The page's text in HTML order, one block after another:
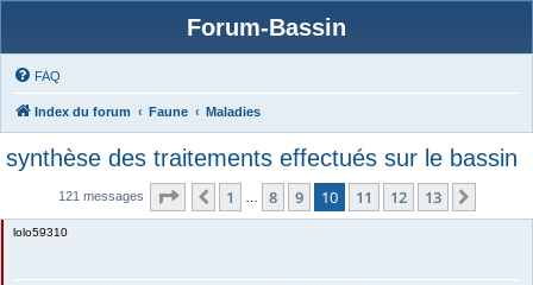
Forum-Bassin
FAQ
Index du forum Faune Maladies
synthèse des traitements effectués sur le bassin
121 messages Page 10 sur 13
Précédente
1 8 9 10 11 12 13
lolo59310